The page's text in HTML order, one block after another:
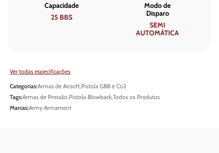
Capacidade
25 BBS
Modo de
Disparo
SEMI
AUTOMÁTICA
Ver todas especificações
Categorias:Armas de Airsoft,Pistola GBB e Co2
Tags:Armas de Pressão,Pistola Blowback,Todos os Produtos
Marcas:Army Armament